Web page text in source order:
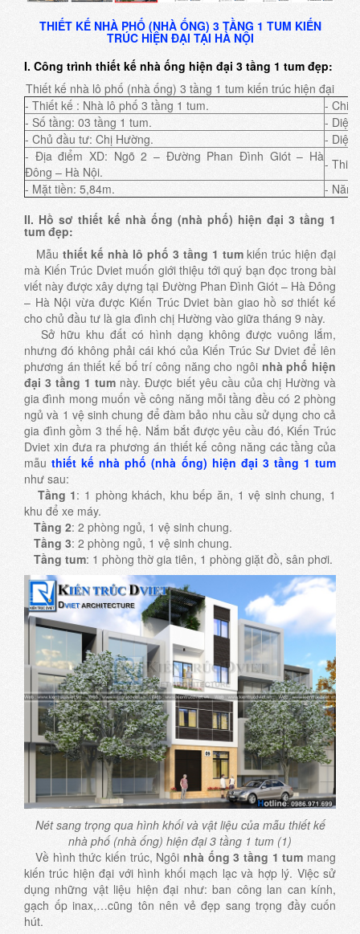
THIẾT KẾ NHÀ PHỐ (NHÀ ỐNG) 3 TẦNG 1 TUM KIẾN
TRÚC HIỆN ĐẠI TẠI HÀ NỘI
I. Công trình thiết kế nhà ống hiện đại 3 tầng 1 tum đẹp:
Thiết kế nhà lô phố (nhà ống) 3 tầng 1 tum kiến trúc hiện đại
- Thiết kế : Nhà lô phố 3 tầng 1 tum.
-
- Số tầng: 03 tầng 1 tum.
- Diện
- Chủ đầu tư: Chị Hường.
- Diện
- Địa điểm XD: Ngõ 2 – Đường Phan Đình Giót – Hà
Đông – Hà Nội.
-
- Mặt tiền: 5,84m.
-
II. Hồ sơ thiết kế nhà ống (nhà phố) hiện đại 3 tầng 1
tum đẹp:
Mẫu thiết kế nhà lô phố 3 tầng 1 tumkiến trúc hiện đại
mà Kiến Trúc Dviet muốn giới thiệu tới quý bạn đọc trong bài
viết này được xây dựng tại Đường Phan Đình Giót – Hà Đông
– Hà Nội vừa được Kiến Trúc Dviet bàn giao hồ sơ thiết kế
cho chủ đầu tư là gia đình chị Hường vào giữa tháng 9 này.
Sở hữu khu đất có hình dạng không được vuông lắm,
nhưng đó không phải cái khó của Kiến Trúc Sư Dviet để lên
phương án thiết kế bố trí công năng cho ngôi nhà phố hiện
đại 3 tầng 1 tum này. Được biết yêu cầu của chị Hường và
gia đình mong muốn về công năng mỗi tầng đều có 2 phòng
ngủ và 1 vệ sinh chung để đàm bảo nhu cầu sử dụng cho cả
gia đình gồm 3 thế hệ. Nắm bắt được yêu cầu đó, Kiến Trúc
Dviet xin đưa ra phương án thiết kế công năng các tầng của
mẫuthiết kế nhà phố (nhà ống) hiện đại 3 tầng 1 tum
như sau:
Tầng 1: 1 phòng khách, khu bếp ăn, 1 vệ sinh chung, 1
khu để xe máy.
Tầng 2: 2 phòng ngủ, 1 vệ sinh chung.
Tầng 3: 2 phòng ngủ, 1 vệ sinh chung.
Tầng tum: 1 phòng thờ gia tiên, 1 phòng giặt đồ, sân phơi.
Nét sang trọng qua hình khối và vật liệu của mẫu thiết kế
nhà phố (nhà ống) hiện đại 3 tầng 1 tum (1)
Về hình thức kiến trúc, Ngôi nhà ống 3 tầng 1 tum mang
kiến trúc hiện đại với hình khối mạch lạc và hợp lý. Việc sử
dụng những vật liệu hiện đại như: ban công lan can kính,
gạch ốp inax,…cũng tôn nên vẻ đẹp sang trọng đầy cuốn
hút.